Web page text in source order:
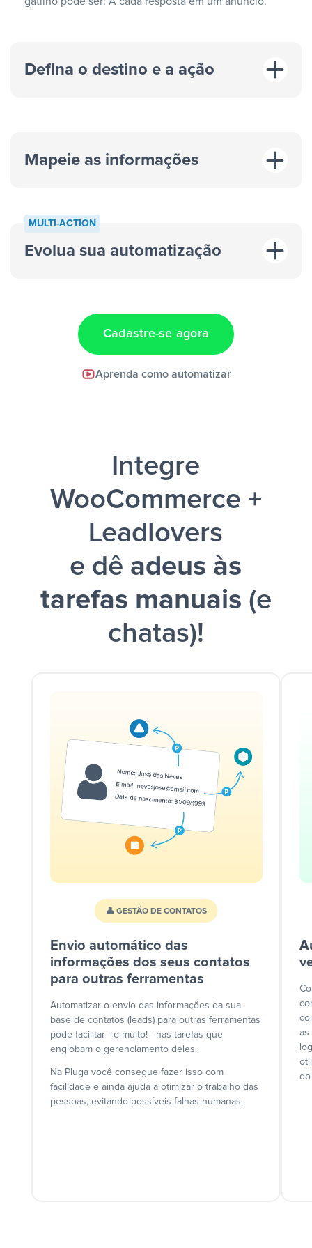
Defina o destino e a ação
“A cada resposta em um anúncio”
Mapeie as informações
MULTI-ACTION
Evolua sua automatização
Cadastre-se agora
Aprenda como automatizar
Integre
WooCommerce +
Leadlovers
e dê adeus às
tarefas manuais (e
chatas)!
👤 GESTÃO DE CONTATOS
Envio automático das
informações dos seus contatos
para outras ferramentas
Automatizar o envio das informações da sua
base de contatos (leads) para outras ferramentas
pode facilitar - e muito! - nas tarefas que
englobam o gerenciamento deles.
Na Pluga você consegue fazer isso com
facilidade e ainda ajuda a otimizar o trabalho das
pessoas, evitando possíveis falhas humanas.
as
do